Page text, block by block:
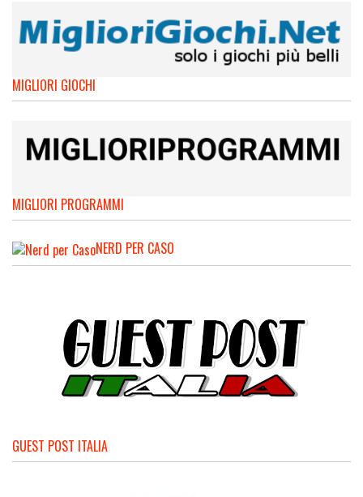
MIGLIORI GIOCHI
MIGLIORI PROGRAMMI
NERD PER CASO
GUEST POST ITALIA